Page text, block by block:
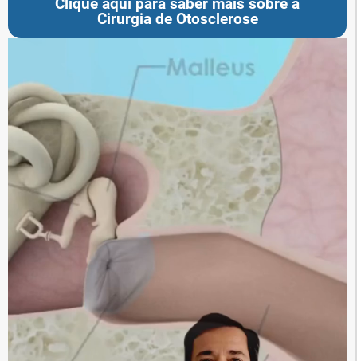
Cirurgia de Otosclerose